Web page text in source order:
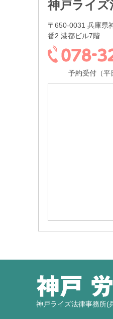
神戸ライズ
〒650-0031 兵庫県
番2 港都ビル7階
予約受付（
神戸ライズ法律事務所(